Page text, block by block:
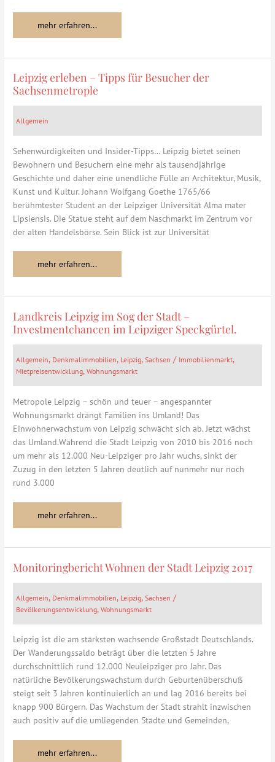
mehr erfahren...
Leipzig erleben – Tipps für Besucher der
Sachsenmetrople
Allgemein
Sehenwürdigkeiten und Insider-Tipps… Leipzig bietet seinen
Bewohnern und Besuchern eine mehr als tausendjährige
Geschichte und daher eine unendliche Fülle an Architektur, Musik,
Kunst und Kultur. Johann Wolfgang Goethe 1765/66
berühmtester Student an der Leipziger Universität Alma mater
Lipsiensis. Die Statue steht auf dem Naschmarkt im Zentrum vor
der alten Handelsbörse. Sein Blick ist zur Universität
Leipzig
erleben
–
Tipps
der
Sachsenmetrople
mehr erfahren...
Landkreis Leipzig im Sog der Stadt –
Investmentchancen im Leipziger Speckgürtel.
Allgemein, Denkmalimmobilien, Leipzig,Sachsen / Immobilienmarkt,
Mietpreisentwicklung,Wohnungsmarkt
Metropole Leipzig – schön und teuer – angespannter
Wohnungsmarkt drängt Familien ins Umland! Das
Einwohnerwachstum von Leipzig schwächt sich ab. Jetzt wächst
das Umland.Während die Stadt Leipzig von 2010 bis 2016 noch
um mehr als 12.000 Neu-Leipziger pro Jahr wuchs, sinkt der
Zuzug in den letzten 5 Jahren deutlich auf nunmehr nur noch
rund 3.000
Landkreis
Leipzig
im
Sog
der
Investmentchancen
im
Leipziger
Speckgürtel.
mehr erfahren...
Monitoringbericht Wohnen der Stadt Leipzig 2017
Allgemein, Denkmalimmobilien, Leipzig, Sachsen /
Bevölkerungsentwicklung,Wohnungsmarkt
Leipzig ist die am stärksten wachsende Großstadt Deutschlands.
Der Wanderungssaldo beträgt über die letzten 5 Jahre
durchschnittlich rund 12.000 Neuleipziger pro Jahr. Das
natürliche Bevölkerungswachstum durch Geburtenüberschuß
steigt seit 3 Jahren kontinuierlich an und lag 2016 bereits bei
knapp 900 Bürgern. Das Wachstum der Stadt strahlt inzwischen
auch positiv auf die umliegenden Städte und Gemeinden,
Monitoringbericht
der
Stadt
2017
mehr erfahren...